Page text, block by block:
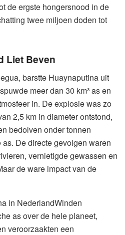
de ergste hongersnood in de
twee miljoen doden tot
Liet Beven
barstte Huaynaputina uit
meer dan 30 km³ as en
in. De explosie was zo
2,5 km in diameter ontstond,
bedolven onder tonnen
De directe gevolgen waren
vernietigde gewassen en
de ware impact van de
in NederlandWinden
as over de hele planeet,
veroorzaakten een